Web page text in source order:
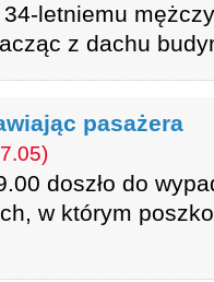
letniemu
z dachu
pasażera
doszło do
w którym